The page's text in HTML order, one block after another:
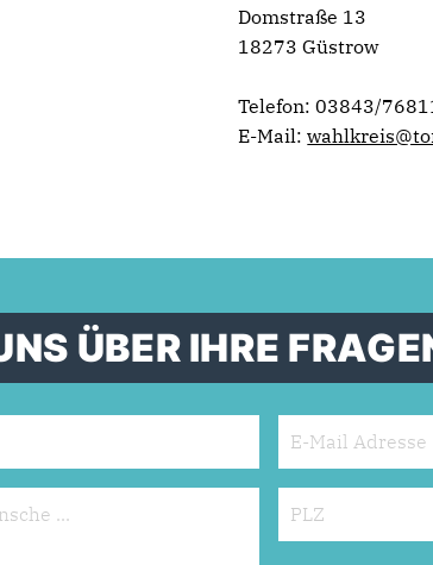
Domstraße 13
18273 Güstrow
Telefon: 03843/
E-Mail:
ÜBER IHRE